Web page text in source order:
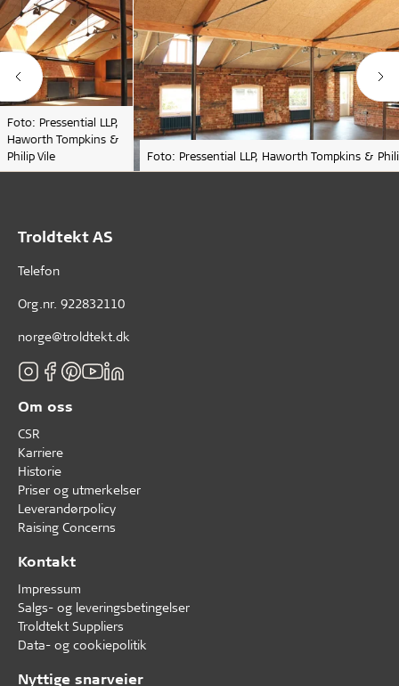
Foto: Pressential LLP,
Haworth Tompkins &
Philip Vile
Foto: Pressential LLP, Haworth Tompkins &
Troldtekt AS
Telefon
Org.nr. 922832110
norge@troldtekt.dk
Om oss
CSR
Karriere
Historie
Priser og utmerkelser
Leverandørpolicy
Raising Concerns
Kontakt
Impressum
Salgs- og leveringsbetingelser
Troldtekt Suppliers
Data- og cookiepolitik
Nyttige snarveier